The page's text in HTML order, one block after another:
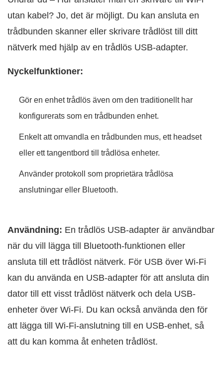
utan kabel? Jo, det är möjligt. Du kan ansluta en
trådbunden skanner eller skrivare trådlöst till ditt
nätverk med hjälp av en trådlös USB-adapter.
Nyckelfunktioner:
Gör en enhet trådlös även om den traditionellt har
konfigurerats som en trådbunden enhet.
Enkelt att omvandla en trådbunden mus, ett headset
eller ett tangentbord till trådlösa enheter.
Använder protokoll som proprietära trådlösa
anslutningar eller Bluetooth.
Användning: En trådlös USB-adapter är användbar
när du vill lägga till Bluetooth-funktionen eller
ansluta till ett trådlöst nätverk. För USB över Wi‑Fi
kan du använda en USB-adapter för att ansluta din
dator till ett visst trådlöst nätverk och dela USB-
enheter över Wi‑Fi. Du kan också använda den för
att lägga till Wi‑Fi-anslutning till en USB-enhet, så
att du kan komma åt enheten trådlöst.